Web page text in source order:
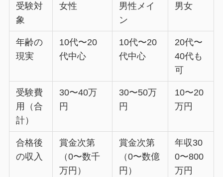
受験対
象
女性
男性メイ
ン
男女
年齢の
現実
10代〜20
代中心
10代〜20
代中心
20代〜
40代も
可
受験費
用（合
計）
30〜40万
円
30〜50万
円
10〜20
万円
合格後
の収入
賞金次第
（0〜数千
万円）
賞金次第
（0〜数億
円）
年収30
0〜800
万円